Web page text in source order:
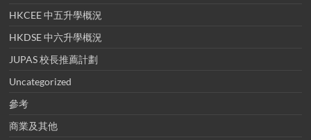
HKCEE 中五升學概況
HKDSE 中六升學概況
JUPAS 校長推薦計劃
Uncategorized
參考
商業及其他